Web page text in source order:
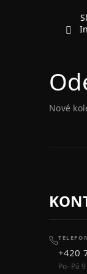
Nové
+420
Po–Pá